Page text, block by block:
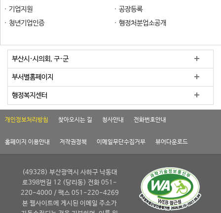
기업지원
공장등록
청년기업인증
행정처분업소공개
부산시·시의회, 구·군
부서별홈페이지
행정복지센터
개인정보처리방침 찾아오시는 길 청사안내 전화번호안내
홈페이지 이용안내 저작권정책 이메일무단수집거부 뷰어다운로드
(49328) 부산광역시 사하구 낙동대
로398번길 12 (당리동) 전화 051-
220-4000 / 팩스 051-220-4269
본 웹사이트에 게시된 이메일 주소가